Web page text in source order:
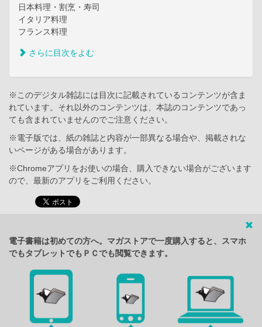
日本料理・割烹・寿司
イタリア料理
フランス料理
さらに目次をよむ
※このデジタル雑誌には目次に記載されているコンテンツが含ま
れています。それ以外のコンテンツは、本誌のコンテンツであっ
ても含まれていませんのでご注意ください。
※電子版では、紙の雑誌と内容が一部異なる場合や、掲載されな
いページがある場合があります。
※Chromeアプリをお使いの場合、購入できない場合がございます
ので、最新のアプリをご利用ください。
電子書籍は初めての方へ。マガストアで一度購入すると、スマホ
でもタブレットでもＰＣでも閲覧できます。